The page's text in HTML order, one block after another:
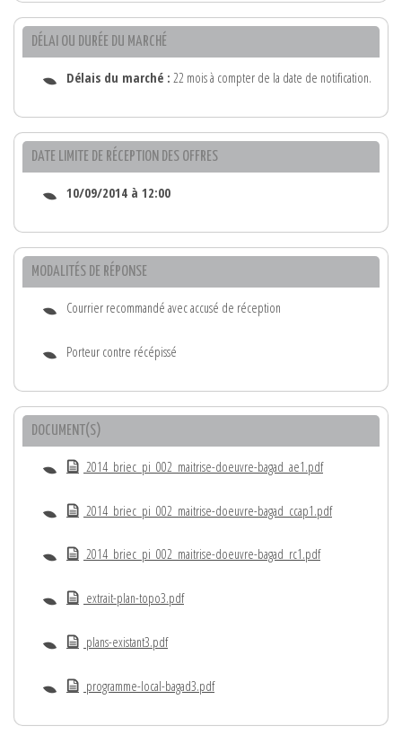
DÉLAI OU DURÉE DU MARCHÉ
Délais du marché : 22 mois à compter de la date de notification.
DATE LIMITE DE RÉCEPTION DES OFFRES
10/09/2014 à 12:00
MODALITÉS DE RÉPONSE
Courrier recommandé avec accusé de réception
Porteur contre récépissé
DOCUMENT(S)
2014_briec_pi_002_maitrise-doeuvre-bagad_ae1.pdf
2014_briec_pi_002_maitrise-doeuvre-bagad_ccap1.pdf
2014_briec_pi_002_maitrise-doeuvre-bagad_rc1.pdf
extrait-plan-topo3.pdf
plans-existant3.pdf
programme-local-bagad3.pdf